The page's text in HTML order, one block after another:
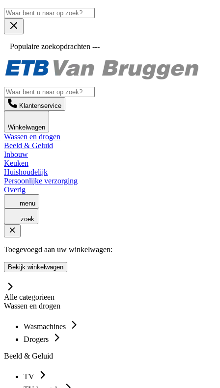
Populaire zoekopdrachten ---
Klantenservice
Winkelwagen
Wassen en drogen
Beeld & Geluid
Inbouw
Keuken
Huishoudelijk
Persoonlijke verzorging
Overig
menu
zoek
Toegevoegd aan uw winkelwagen:
Bekijk winkelwagen
Alle categorieen
Wassen en drogen
Wasmachines
Drogers
Beeld & Geluid
TV